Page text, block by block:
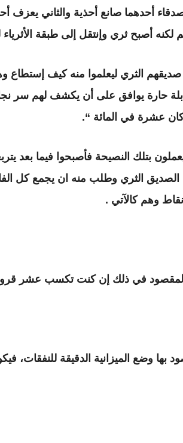
أحدهما صانع أحذية والثاني يعزف
أصبح ثري وإنتقل إلى طبقة
صديقهم الثري ليعلموا منه كيف
حارة يوافق على أن يكشف لهم سر
عشرة في المائة “.
بتلك النصيحة فأصبحوا فيما بعد
الثري وطلب منه ان يجمع كل
وهم كالآتي .
بها وضع الميزانية الدقيقة للنفقات،